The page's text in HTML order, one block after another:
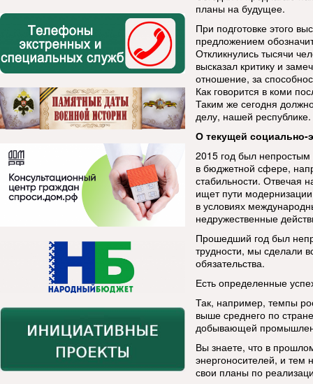
планы на будущее.
При подготовке этого
предложением
Откликнулись тысячи
высказал критику и
отношение, за
Как говорится в коми
Таким же сегодня
делу, нашей республике.
О текущей социально-
2015 год был непростым
в бюджетной сфере,
стабильности. Отвечая
ищет пути
в условиях
недружественные
Прошедший год был
трудности, мы сделали
обязательства.
Есть определенные
Так, например, темпы
выше среднего по
добывающей
Вы знаете, что в
энергоносителей, и тем
свои планы по